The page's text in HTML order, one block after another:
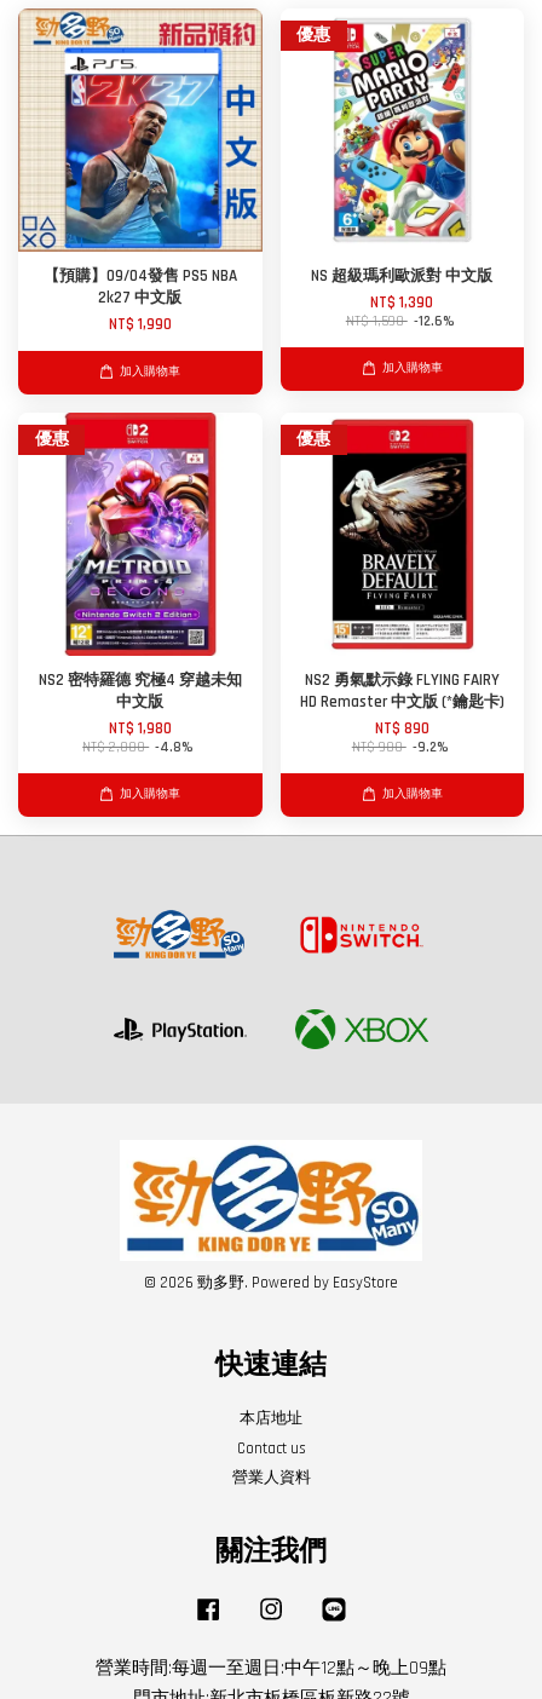
【預購】09/04發售 PS5 NBA
2k27 中文版
NT$ 1,990
加入購物車
優惠
NS 超級瑪利歐派對 中文版
NT$ 1,390
NT$ 1,590 -12.6%
加入購物車
優惠
NS2 密特羅德 究極4 穿越未知
中文版
NT$ 1,980
NT$ 2,080 -4.8%
加入購物車
優惠
NS2 勇氣默示錄 FLYING FAIRY
HD Remaster 中文版 (*鑰匙卡)
NT$ 890
NT$ 980 -9.2%
加入購物車
© 2026 勁多野. Powered by EasyStore
快速連結
本店地址
Contact us
營業人資料
關注我們
Facebook Instagram
營業時間:每週一至週日:中午12點～晚上09點